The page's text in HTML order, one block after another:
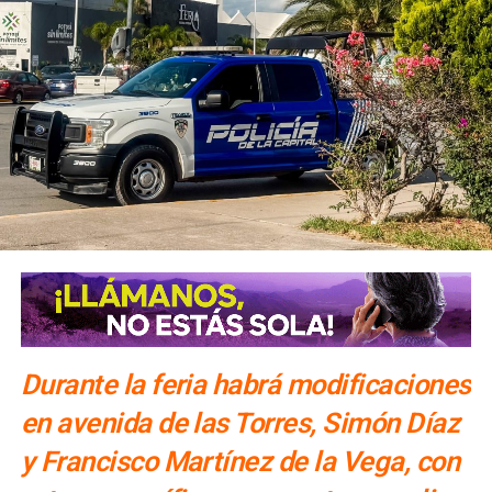
Tatanacho se integra a la visión de recuperación de
espacios públicos de Caminos de Paz,por lo que será
entregado rehabilitado, iluminado y con intervenciones en
sus inmediaciones.
María Eugenia Vilet,en representación de las familias
beneficiarias, destacó que el inicio de los trabajos
representa una respuesta a décadas de solicitudes
vecinales y lo calificó como un acto de justicia social.
del Gobierno de la Capital a sus peticiones.
En el
arranque participaron representantes de la Mesa de
Paz, en coordinación con el Gobierno Federal
Durante la feria habrá modificaciones
en avenida de las Torres, Simón Díaz
y Francisco Martínez de la Vega, con